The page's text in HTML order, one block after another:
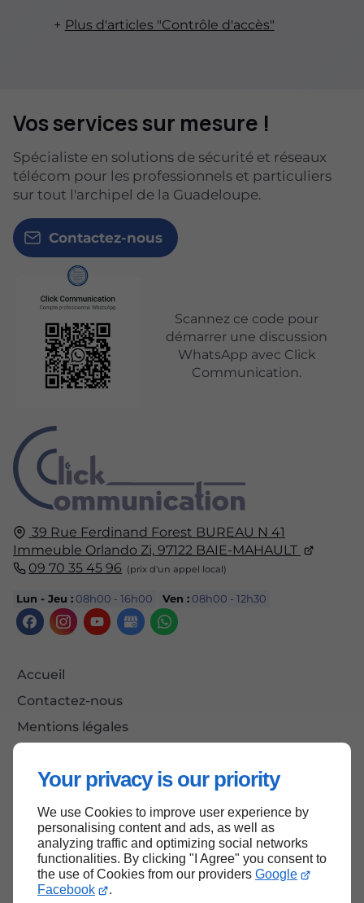
Your privacy is our priority
We use Cookies to improve user experience by
personalising content and ads, as well as
analyzing traffic and optimizing social networks
functionalities. By clicking "I Agree" you consent to
the use of Cookies from our providers Google
Facebook
.
Plus d'articles "Contrôle d'accès"
39 Rue Ferdinand Forest BUREAU N 41
Immeuble Orlando Zi, 97122 BAIE-MAHAULT
09 70 35 45 96
Lun - Jeu : 08h00 - 16h00 Ven : 08h00 - 12h30
Accueil
Contactez-nous
Mentions légales
Vos services sur mesure !
Spécialiste en solutions de sécurité et réseaux
télécom pour les professionnels et particuliers
sur tout l'archipel de la Guadeloupe.
Contactez-nous
Scannez ce code pour
démarrer une discussion
WhatsApp avec Click
Communication.
Haut de page